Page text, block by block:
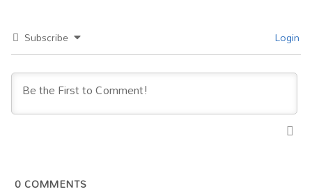
Subscribe Login
0 COMMENTS